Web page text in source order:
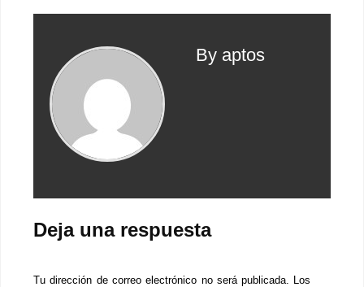
By aptos
Deja una respuesta
Tu dirección de correo electrónico no será publicada.
Los